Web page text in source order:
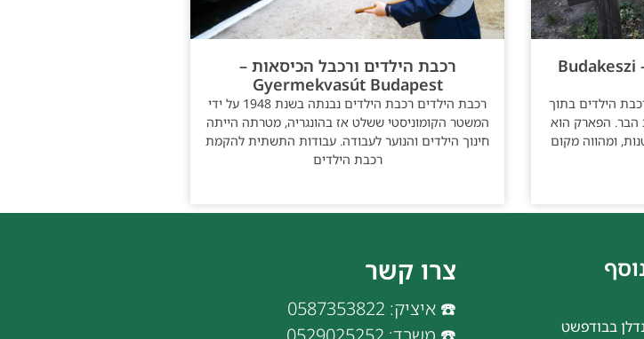
פארק חיות הבר בּוּדַקֶסִי – Budakeszi
הילדים בתוך
הבר. הפארק הוא
ומהווה מקום
רכבת הילדים ורכבל הכיסאות –
Gyermekvasút Budapest
רכבת הילדים רכבת הילדים נבנתה בשנת 1948 על ידי
המשטר הקומוניסטי ששלט אז בהונגריה, מטרתה הייתה
חינוך הילדים והנוער לעבודה. עבודות התשתית להקמת
רכבת הילדים
בבודפשט
צרו קשר
☎️ איציק: 0587353822